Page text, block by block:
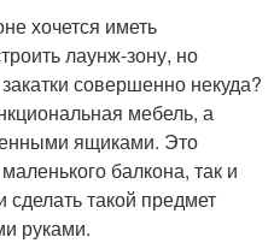
хочется иметь
лаунж-зону, но
совершенно некуда?
мебель, а
ящиками. Это
балкона, так и
такой предмет
руками.